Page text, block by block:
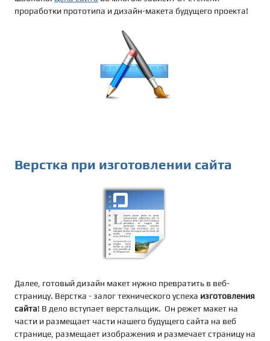
проработки прототипа и дизайн-макета будущего проекта!
Верстка при изготовлении сайта
Далее, готовый дизайн макет нужно превратить в веб-
страницу. Верстка - залог технического успеха изготовления
сайта! В дело вступает верстальщик. Он режет макет на
части и размещает части нашего будущего сайта на веб
странице, размещает изображения и размечает страницу на